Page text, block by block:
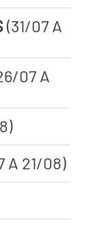
(31/07 A
07 A
A 21/08)